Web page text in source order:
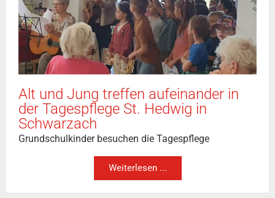
Alt und Jung treffen aufeinander in
der Tagespflege St. Hedwig in
Schwarzach
Grundschulkinder besuchen die Tagespflege
Weiterlesen ...